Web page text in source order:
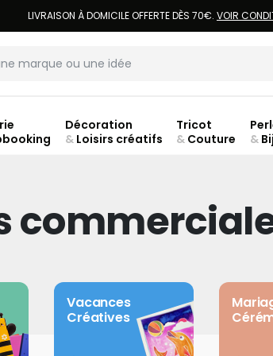
LIVRAISON À DOMICILE OFFERTE DÈS 70€. VOIR
Décoration
&Loisirs créatifs
Tricot
& Couture
&
Vacances
Créatives